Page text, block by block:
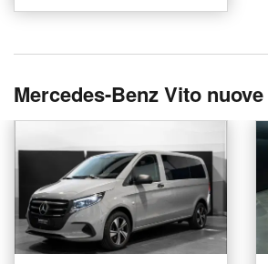
Mercedes-Benz Vito nuove